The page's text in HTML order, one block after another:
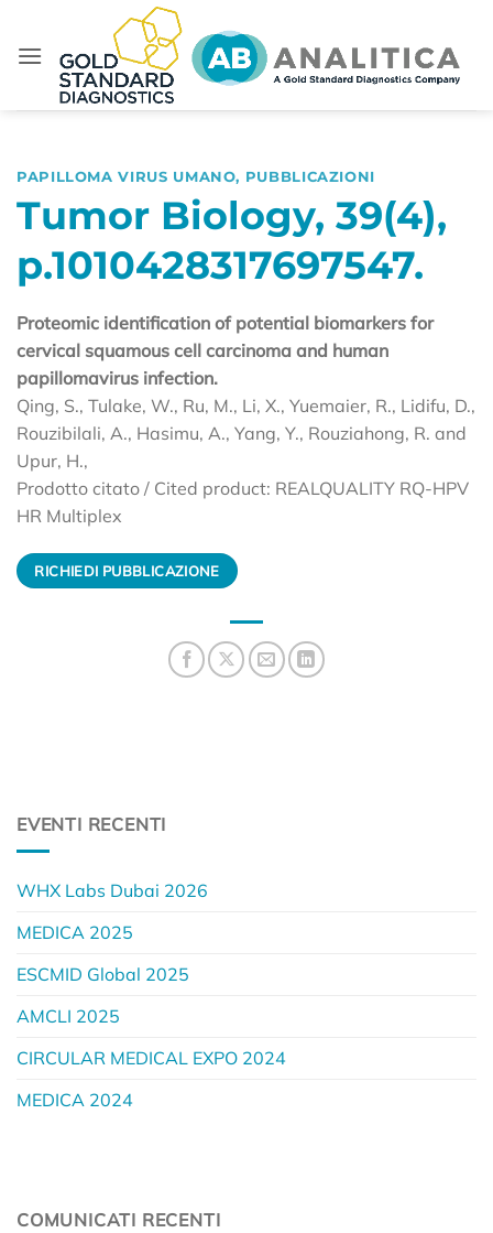
contenuti
PAPILLOMA VIRUS UMANO, PUBBLICAZIONI
Tumor Biology, 39(4),
p.1010428317697547.
Proteomic identification of potential biomarkers for
cervical squamous cell carcinoma and human
papillomavirus infection.
Qing, S., Tulake, W., Ru, M., Li, X., Yuemaier, R., Lidifu, D.,
Rouzibilali, A., Hasimu, A., Yang, Y., Rouziahong, R. and
Upur, H.,
Prodotto citato / Cited product: REALQUALITY RQ-HPV
HR Multiplex
RICHIEDI PUBBLICAZIONE
EVENTI RECENTI
WHX Labs Dubai 2026
MEDICA 2025
ESCMID Global 2025
AMCLI 2025
CIRCULAR MEDICAL EXPO 2024
MEDICA 2024
COMUNICATI RECENTI